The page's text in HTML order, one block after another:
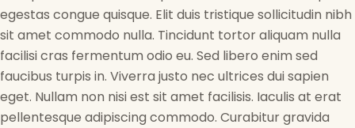
egestas congue quisque. Elit duis tristique sollicitudin nibh
sit amet commodo nulla. Tincidunt tortor aliquam nulla
facilisi cras fermentum odio eu. Sed libero enim sed
faucibus turpis in. Viverra justo nec ultrices dui sapien
eget. Nullam non nisi est sit amet facilisis. Iaculis at erat
pellentesque adipiscing commodo. Curabitur gravida